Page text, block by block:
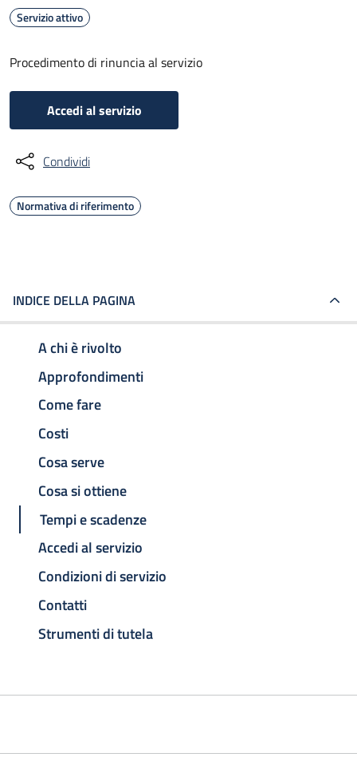
Servizio attivo
Procedimento di rinuncia al servizio
Accedi al servizio
Condividi
Normativa di riferimento
INDICE DELLA PAGINA
A chi è rivolto
Approfondimenti
Come fare
Costi
Cosa serve
Cosa si ottiene
Tempi e scadenze
Accedi al servizio
Condizioni di servizio
Contatti
Strumenti di tutela